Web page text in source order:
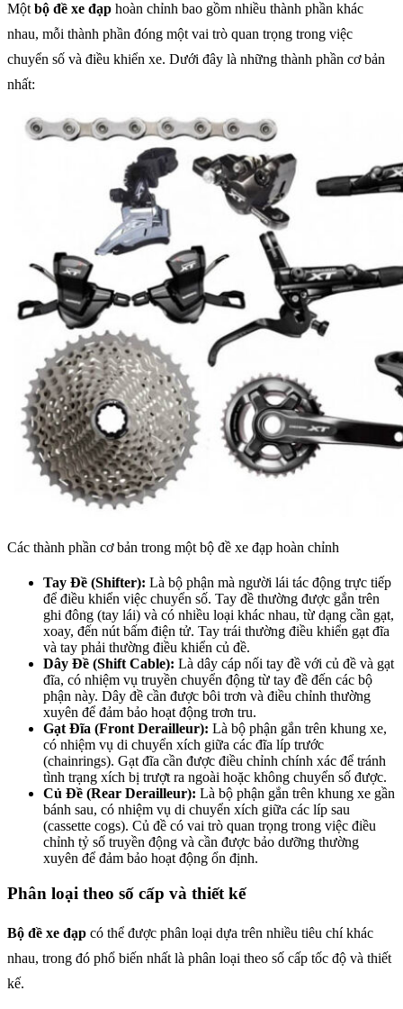
Một bộ đề xe đạp hoàn chỉnh bao gồm nhiều thành phần khác
nhau, mỗi thành phần đóng một vai trò quan trọng trong việc
chuyển số và điều khiển xe. Dưới đây là những thành phần cơ bản
nhất:
Các thành phần cơ bản trong một bộ đề xe đạp hoàn chỉnh
Tay Đề (Shifter): Là bộ phận mà người lái tác động trực tiếp
để điều khiển việc chuyển số. Tay đề thường được gắn trên
ghi đông (tay lái) và có nhiều loại khác nhau, từ dạng cần gạt,
xoay, đến nút bấm điện tử. Tay trái thường điều khiển gạt đĩa
và tay phải thường điều khiển củ đề.
Dây Đề (Shift Cable): Là dây cáp nối tay đề với củ đề và gạt
đĩa, có nhiệm vụ truyền chuyển động từ tay đề đến các bộ
phận này. Dây đề cần được bôi trơn và điều chỉnh thường
xuyên để đảm bảo hoạt động trơn tru.
Gạt Đĩa (Front Derailleur): Là bộ phận gắn trên khung xe,
có nhiệm vụ di chuyển xích giữa các đĩa líp trước
(chainrings). Gạt đĩa cần được điều chỉnh chính xác để tránh
tình trạng xích bị trượt ra ngoài hoặc không chuyển số được.
Củ Đề (Rear Derailleur): Là bộ phận gắn trên khung xe gần
bánh sau, có nhiệm vụ di chuyển xích giữa các líp sau
(cassette cogs). Củ đề có vai trò quan trọng trong việc điều
chỉnh tỷ số truyền động và cần được bảo dưỡng thường
xuyên để đảm bảo hoạt động ổn định.
Phân loại theo số cấp và thiết kế
Bộ đề xe đạp có thể được phân loại dựa trên nhiều tiêu chí khác
nhau, trong đó phổ biến nhất là phân loại theo số cấp tốc độ và thiết
kế.